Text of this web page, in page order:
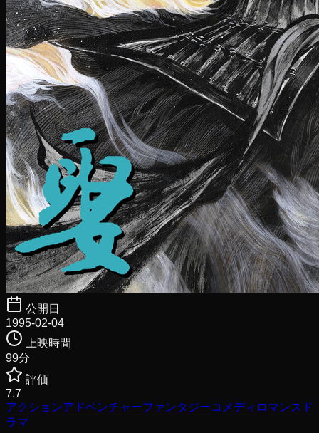
公開日
1995-02-04
上映時間
99分
評価
7.7
アクションアドベンチャーファンタジーコメディ ロマンス ド
ラマ